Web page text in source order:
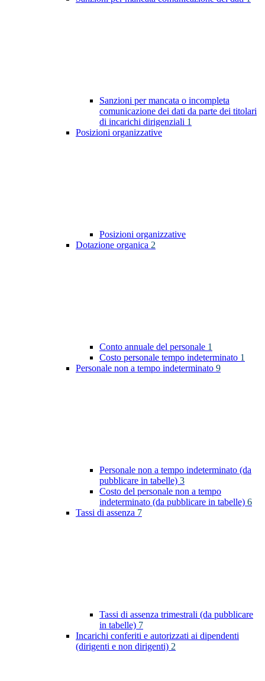
Sanzioni per mancata o incompleta
comunicazione dei dati da parte dei titolari
di incarichi dirigenziali 1
Posizioni organizzative
Posizioni organizzative
Dotazione organica 2
Conto annuale del personale 1
Costo personale tempo indeterminato 1
Personale non a tempo indeterminato 9
Personale non a tempo indeterminato (da
pubblicare in tabelle) 3
Costo del personale non a tempo
indeterminato (da pubblicare in tabelle) 6
Tassi di assenza 7
Tassi di assenza trimestrali (da pubblicare
in tabelle) 7
Incarichi conferiti e autorizzati ai dipendenti
(dirigenti e non dirigenti) 2